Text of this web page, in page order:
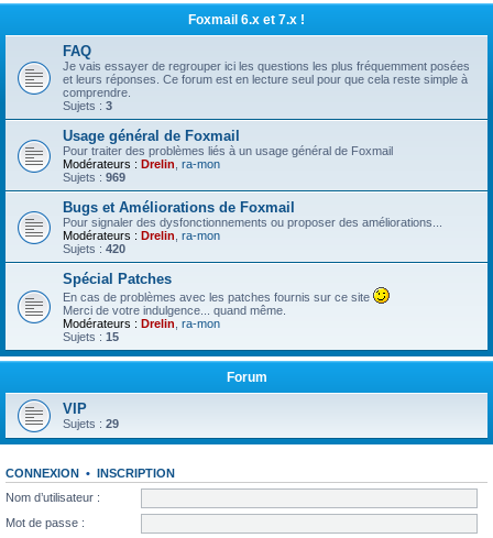
Foxmail 6.x et 7.x !
FAQ
Je vais essayer de regrouper ici les questions les plus fréquemment posées
et leurs réponses. Ce forum est en lecture seul pour que cela reste simple à
comprendre.
Sujets : 3
Usage général de Foxmail
Pour traiter des problèmes liés à un usage général de Foxmail
Modérateurs : Drelin ra-mon
Sujets : 969
Bugs et Améliorations de Foxmail
Pour signaler des dysfonctionnements ou proposer des améliorations...
Modérateurs : Drelin ra-mon
Sujets : 420
Spécial Patches
En cas de problèmes avec les patches fournis sur ce site
Merci de votre indulgence... quand même.
Modérateurs : Drelin ra-mon
Sujets : 15
Forum
VIP
Sujets : 29
CONNEXION • INSCRIPTION
Nom d’utilisateur :
Mot de passe :